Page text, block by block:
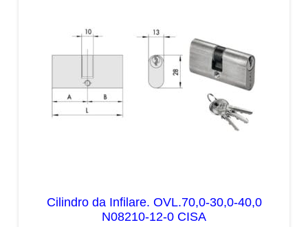
Cilindro da Infilare. OVL.70,0-30,0-40,0
N08210-12-0 CISA